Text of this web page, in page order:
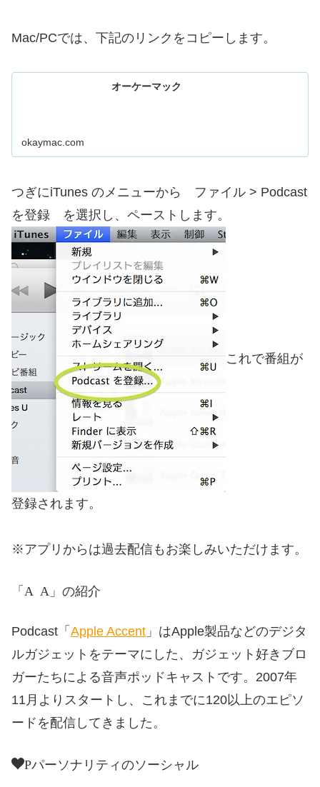
Mac/PCでは、下記のリンクをコピーします。
オーケーマック
okaymac.com
つぎにiTunes のメニューから ファイル > Podcast
を登録 を選択し、ペーストします。
これで番組が
登録されます。
※アプリからは過去配信もお楽しみいただけます。
「Apple Acent」の紹介
Podcast「 Apple Accent 」はApple製品などのデジタ
ルガジェットをテーマにした、ガジェット好きブロ
ガーたちによる音声ポッドキャストです。2007年
11月よりスタートし、これまでに120以上のエピソ
ードを配信してきました。
Podcastパーソナリティのソーシャル